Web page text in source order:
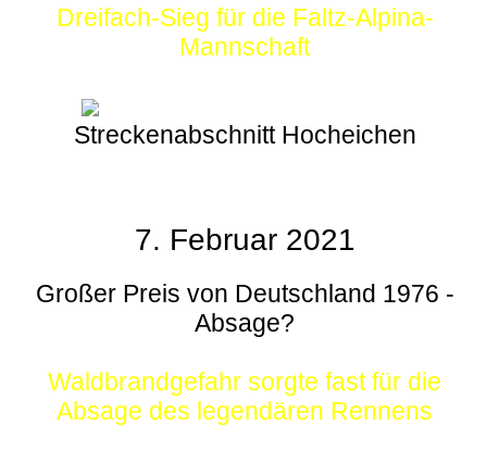
Dreifach-Sieg für die Faltz-Alpina-
Mannschaft
Streckenabschnitt Hocheichen
7. Februar 2021
Großer Preis von Deutschland 1976 -
Absage?
Waldbrandgefahr sorgte fast für die
Absage des legendären Rennens